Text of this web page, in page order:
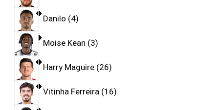
Danilo 4
Moise Kean 3
Harry Maguire 26
Vitinha Ferreira 16